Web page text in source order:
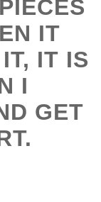
IT
IT IS
I
GET